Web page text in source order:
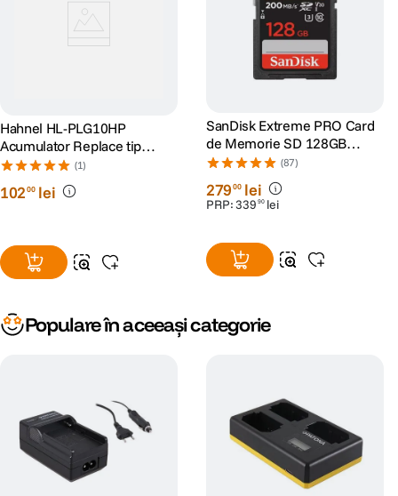
Hahnel HL-PLG10HP
Acumulator Replace tip
Panasonic DMW-BLG10E
1000mAh
(1)
10200 lei
SanDisk Extreme PRO Card
de Memorie SD 128GB
SDXC UHS-I Class 10 U3 V30
+ 2 Ani RescuePRO Deluxe
(87)
27900 lei
PRP:339 90 lei
Populare în aceeași categorie